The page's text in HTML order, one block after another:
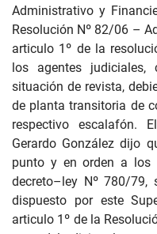
Administrativo y
Resolución Nº 82/06 –
articulo 1º de la
los agentes
situación de revista,
de planta transitoria de
respectivo escalafón.
Gerardo González dijo
punto y en orden a los
decreto–ley Nº 780/
dispuesto por este
articulo 1º de la